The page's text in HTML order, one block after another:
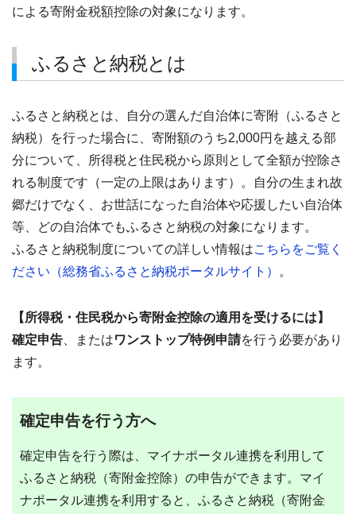
による寄附金税額控除の対象になります。
ふるさと納税とは
ふるさと納税とは、自分の選んだ自治体に寄附（ふるさと
納税）を行った場合に、寄附額のうち2,000円を越える部
分について、所得税と住民税から原則として全額が控除さ
れる制度です（一定の上限はあります）。自分の生まれ故
郷だけでなく、お世話になった自治体や応援したい自治体
等、どの自治体でもふるさと納税の対象になります。
ふるさと納税制度についての詳しい情報はこちらをご覧く
ださい（総務省ふるさと納税ポータルサイト）
。
【所得税・住民税から寄附金控除の適用を受けるには】
確定申告 、またはワンストップ特例申請を行う必要があり
ます。
確定申告を行う方へ
確定申告を行う際は、マイナポータル連携を利用して
ふるさと納税（寄附金控除）の申告ができます。マイ
ナポータル連携を利用すると、ふるさと納税（寄附金